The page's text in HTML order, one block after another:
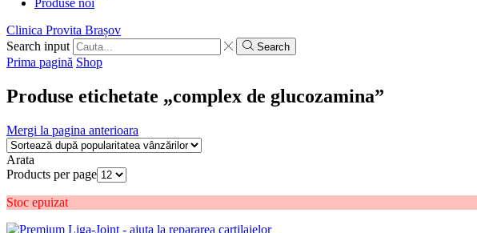
Produse noi
Clinica Provita Brașov
Search input
Search
Prima pagină Shop
Produse etichetate „complex de glucozamina”
Mergi la pagina anterioara
Arata
Products per page
Stoc epuizat